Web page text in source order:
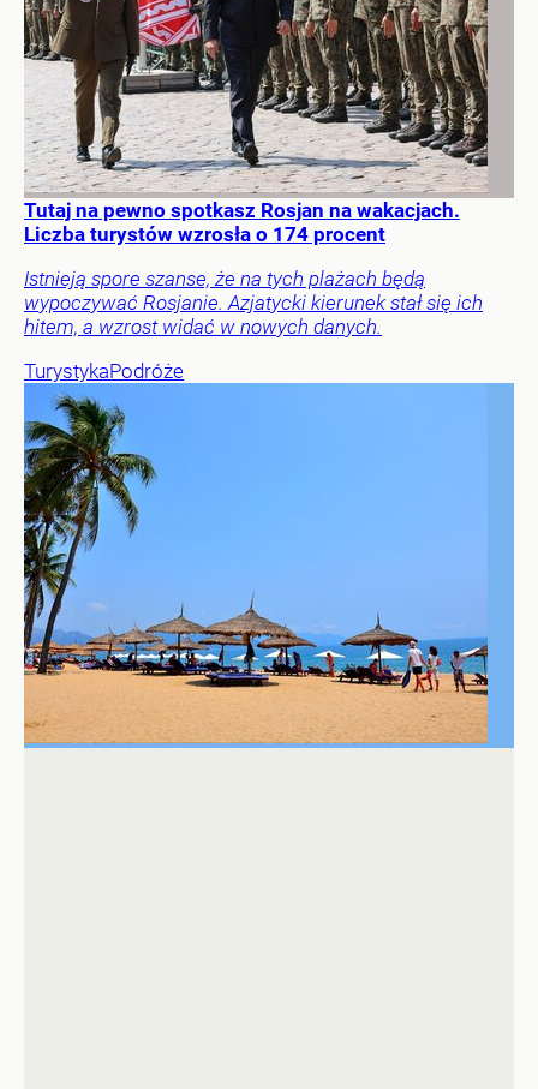
Tutaj na pewno spotkasz Rosjan na wakacjach.
Liczba turystów wzrosła o 174 procent
Istnieją spore szanse, że na tych plażach będą
wypoczywać Rosjanie. Azjatycki kierunek stał się ich
hitem, a wzrost widać w nowych danych.
TurystykaPodróże